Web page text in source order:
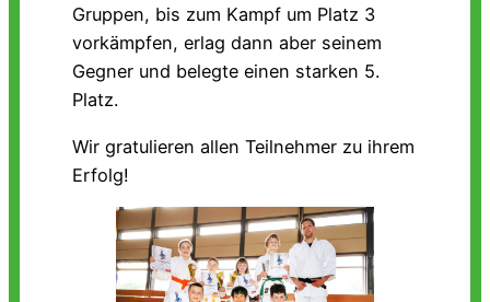
Gruppen, bis zum Kampf um Platz 3
vorkämpfen, erlag dann aber seinem
Gegner und belegte einen starken 5.
Platz.
Wir gratulieren allen Teilnehmer zu ihrem
Erfolg!